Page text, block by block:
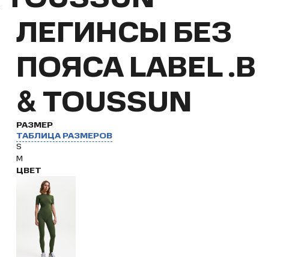
ЛЕГИНСЫ БЕЗ
ПОЯСА LABEL .B
& TOUSSUN
РАЗМЕР
ТАБЛИЦА РАЗМЕРОВ
S
M
ЦВЕТ